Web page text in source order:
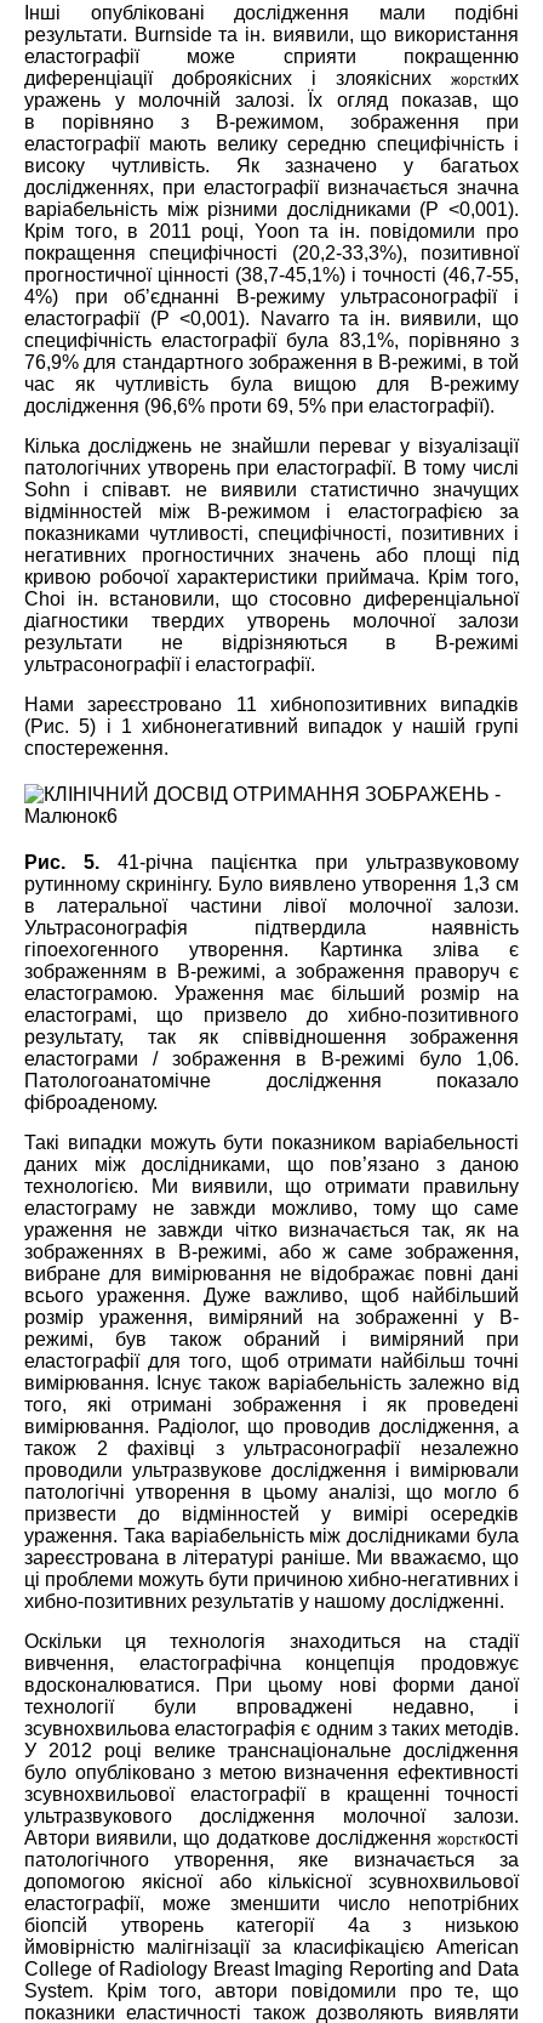
Інші опубліковані дослідження мали подібні
результати. Burnside та ін. виявили, що використання
еластографії може сприяти покращенню
диференціації доброякісних і злоякісних
жорстких
уражень у молочній залозі. Їх огляд показав, що
в порівняно з B-режимом, зображення при
еластографії мають велику середню специфічність і
високу чутливість. Як зазначено у багатьох
дослідженнях, при еластографії визначається значна
варіабельність між різними дослідниками (P <0,001).
Крім того, в 2011 році, Yoon та ін. повідомили про
покращення специфічності (20,2-33,3%), позитивної
прогностичної цінності (38,7-45,1%) і точності (46,7-55,
4%) при об’єднанні B-режиму ультрасонографії і
еластографії (P <0,001). Navarro та ін. виявили, що
специфічність еластографії була 83,1%, порівняно з
76,9% для стандартного зображення в В-режимі, в той
час як чутливість була вищою для B-режиму
дослідження (96,6% проти 69, 5% при еластографії).
Кілька досліджень не знайшли переваг у візуалізації
патологічних утворень при еластографії. В тому числі
Sohn і співавт. не виявили статистично значущих
відмінностей між B-режимом і еластографією за
показниками чутливості, специфічності, позитивних і
негативних прогностичних значень або площі під
кривою робочої характеристики приймача. Крім того,
Choі ін. встановили, що стосовно диференціальної
діагностики твердих утворень молочної залози
результати не відрізняються в B-режимі
ультрасонографії і еластографії.
Нами зареєстровано 11 хибнопозитивних випадків
(Рис. 5) і 1 хибнонегативний випадок у нашій групі
спостереження.
Рис. 5. 41-річна пацієнтка при ультразвуковому
рутинному скринінгу. Було виявлено утворення 1,3 см
в латеральної частини лівої молочної залози.
Ультрасонографія підтвердила наявність
гіпоехогенного утворення. Картинка зліва є
зображенням в B-режимі, а зображення праворуч є
еластограмою. Ураження має більший розмір на
еластограмі, що призвело до хибно-позитивного
результату, так як співвідношення зображення
еластограми / зображення в В-режимі було 1,06.
Патологоанатомічне дослідження показало
фіброаденому.
Такі випадки можуть бути показником варіабельності
даних між дослідниками, що пов’язано з даною
технологією. Ми виявили, що отримати правильну
еластограму не завжди можливо, тому що саме
ураження не завжди чітко визначається так, як на
зображеннях в B-режимі, або ж саме зображення,
вибране для вимірювання не відображає повні дані
всього ураження. Дуже важливо, щоб найбільший
розмір ураження, виміряний на зображенні у В-
режимі, був також обраний і виміряний при
еластографії для того, щоб отримати найбільш точні
вимірювання. Існує також варіабельність залежно від
того, які отримані зображення і як проведені
вимірювання. Радіолог, що проводив дослідження, а
також 2 фахівці з ультрасонографії незалежно
проводили ультразвукове дослідження і вимірювали
патологічні утворення в цьому аналізі, що могло б
призвести до відмінностей у вимірі осередків
ураження. Така варіабельність між дослідниками була
зареєстрована в літературі раніше. Ми вважаємо, що
ці проблеми можуть бути причиною хибно-негативних і
хибно-позитивних результатів у нашому дослідженні.
Оскільки ця технологія знаходиться на стадії
вивчення, еластографічна концепція продовжує
вдосконалюватися. При цьому нові форми даної
технології були впроваджені недавно, і
зсувнохвильова еластографія є одним з таких методів.
У 2012 році велике транснаціональне дослідження
було опубліковано з метою визначення ефективності
зсувнохвильової еластографії в кращенні точності
ультразвукового дослідження молочної залози.
Автори виявили, що додаткове дослідження жорсткості
патологічного утворення, яке визначається за
допомогою якісної або кількісної зсувнохвильової
еластографії, може зменшити число непотрібних
біопсій утворень категорії 4а з низькою
ймовірністю малігнізації за класифікацією American
College of Radiology Breast Imaging Reporting and Data
System. Крім того, автори повідомили про те, що
показники еластичності також дозволяють виявляти